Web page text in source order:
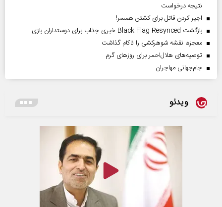
نتیجه درخواست
اجیر کردن قاتل برای کشتن همسر!
بازگشت Black Flag Resynced خبری جذاب برای دوستداران بازی
معجزه، نقشه شوهرکشی را ناکام گذاشت
توصیه‌های هلال‌احمر برای روز‌های گرم
جام‌جهانی مهاجران
ویدئو